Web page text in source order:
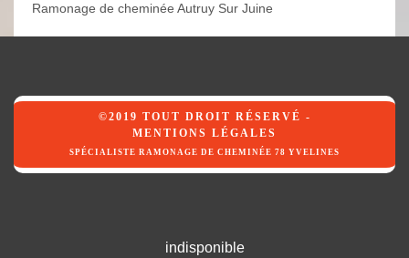
Ramonage de cheminée Autruy Sur Juine
©2019 TOUT DROIT RÉSERVÉ -
MENTIONS LÉGALES
SPÉCIALISTE RAMONAGE DE CHEMINÉE 78 YVELINES
indisponible